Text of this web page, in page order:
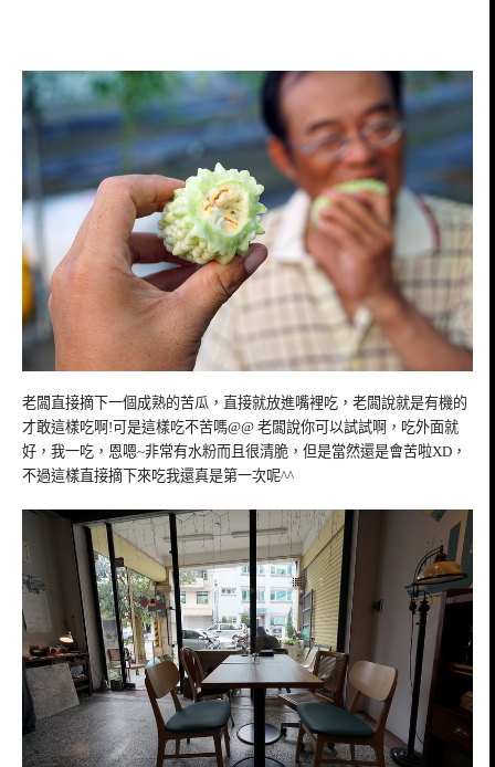
老闆直接摘下一個成熟的苦瓜，直接就放進嘴裡吃，老闆說就是有機的
才敢這樣吃啊!可是這樣吃不苦嗎@@ 老闆說你可以試試啊，吃外面就
好，我一吃，恩嗯~非常有水粉而且很清脆，但是當然還是會苦啦XD，
不過這樣直接摘下來吃我還真是第一次呢^^